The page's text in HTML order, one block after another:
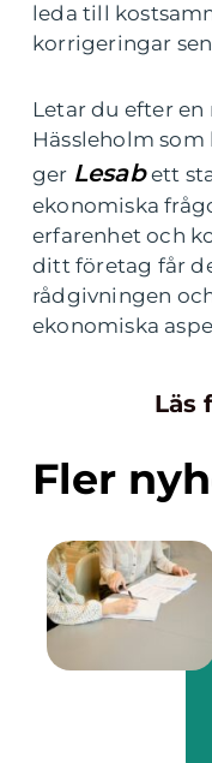
leda till
korrigeringar
Letar du efter en
Hässleholm
ger Lesab ett
ekonomiska
erfarenhet och
ditt företag får
rådgivningen
ekonomiska
Läs
Fler